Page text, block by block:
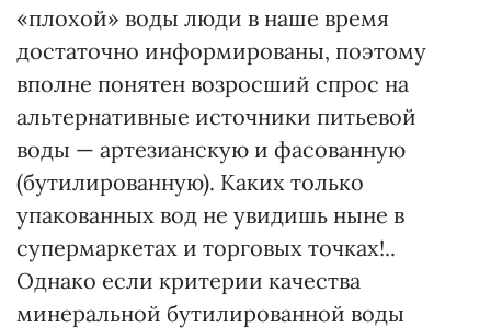
«плохой» воды люди в наше время
достаточно информированы, поэтому
вполне понятен возросший спрос на
альтернативные источники питьевой
воды — артезианскую и фасованную
(бутилированную). Каких только
упакованных вод не увидишь ныне в
супермаркетах и торговых точках!..
Однако если критерии качества
минеральной бутилированной воды